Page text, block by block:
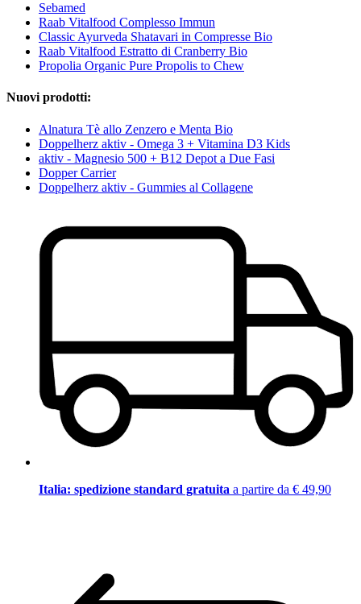
Sebamed
Raab Vitalfood Complesso Immun
Classic Ayurveda Shatavari in Compresse Bio
Raab Vitalfood Estratto di Cranberry Bio
Propolia Organic Pure Propolis to Chew
Nuovi prodotti:
Alnatura Tè allo Zenzero e Menta Bio
Doppelherz aktiv - Omega 3 + Vitamina D3 Kids
aktiv - Magnesio 500 + B12 Depot a Due Fasi
Dopper Carrier
Doppelherz aktiv - Gummies al Collagene
Italia: spedizione standard gratuita a partire da € 49,90